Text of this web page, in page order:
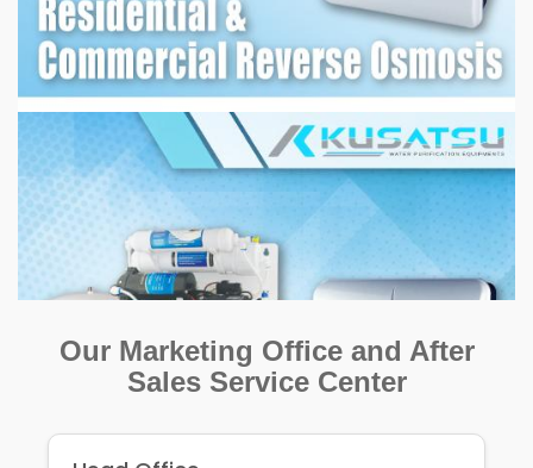
Our Marketing Office and After
Sales Service Center